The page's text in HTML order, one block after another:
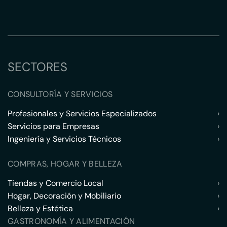
SECTORES
CONSULTORÍA Y SERVICIOS
Profesionales y Servicios Especializados
›
Servicios para Empresas
›
Ingeniería y Servicios Técnicos
›
COMPRAS, HOGAR Y BELLEZA
Tiendas y Comercio Local
›
Hogar, Decoración y Mobiliario
›
Belleza y Estética
›
GASTRONOMÍA Y ALIMENTACIÓN